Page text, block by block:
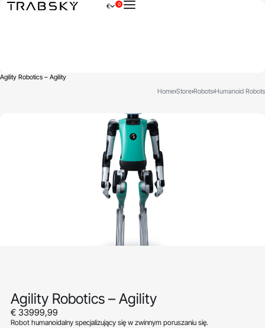
€ 0
Agility Robotics – Agility
Home›Store›Robots›Humanoid Robots
Agility Robotics – Agility
€33999,99
Robot humanoidalny specjalizujący się w zwinnym poruszaniu się.